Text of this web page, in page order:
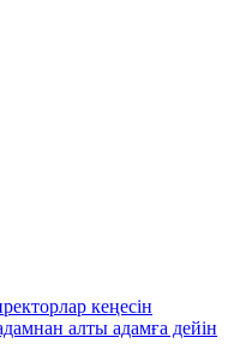
кеңесін
алты адамға дейін